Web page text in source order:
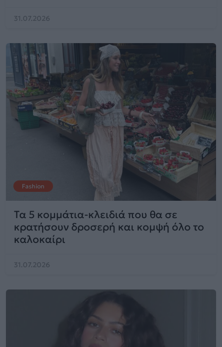
31.07.2026
Fashion
Τα 5 κομμάτια-κλειδιά που θα σε
κρατήσουν δροσερή και κομψή όλο το
καλοκαίρι
31.07.2026